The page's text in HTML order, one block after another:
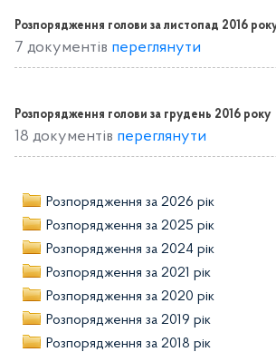
Розпорядження голови за листопад 2016
7 документів переглянути
Розпорядження голови за грудень 2016 року
18 документів переглянути
Розпорядження за 2026 рік
Розпорядження за 2025 рік
Розпорядження за 2024 рік
Розпорядження за 2021 рік
Розпорядження за 2020 рік
Розпорядження за 2019 рік
Розпорядження за 2018 рік